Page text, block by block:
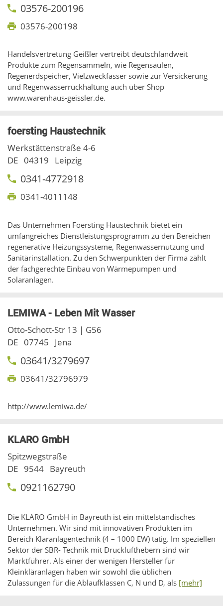
03576-200196
03576-200198
Handelsvertretung Geißler vertreibt deutschlandweit
Produkte zum Regensammeln, wie Regensäulen,
Regenerdspeicher, Vielzweckfässer sowie zur Versickerung
und Regenwasserrückhaltung auch über Shop
www.warenhaus-geissler.de.
foersting Haustechnik
Werkstättenstraße 4-6
DE 04319 Leipzig
0341-4772918
0341-4011148
Das Unternehmen Foersting Haustechnik bietet ein
umfangreiches Dienstleistungsprogramm zu den Bereichen
regenerative Heizungssysteme, Regenwassernutzung und
Sanitärinstallation. Zu den Schwerpunkten der Firma zählt
der fachgerechte Einbau von Wärmepumpen und
Solaranlagen.
LEMIWA - Leben Mit Wasser
Otto-Schott-Str 13 | G56
DE 07745 Jena
03641/3279697
03641/32796979
http://www.lemiwa.de/
KLARO GmbH
Spitzwegstraße
DE 9544 Bayreuth
0921162790
Die KLARO GmbH in Bayreuth ist ein mittelständisches
Unternehmen. Wir sind mit innovativen Produkten im
Bereich Kläranlagentechnik (4 – 1000 EW) tätig. Im speziellen
Sektor der SBR- Technik mit Drucklufthebern sind wir
Marktführer. Als einer der wenigen Hersteller für
Kleinkläranlagen haben wir sowohl die üblichen
Zulassungen für die Ablaufklassen C, N und D, als [mehr]